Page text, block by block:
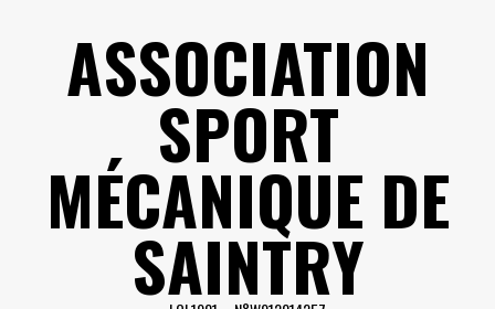
ASSOCIATION
SPORT
MÉCANIQUE DE
SAINTRY